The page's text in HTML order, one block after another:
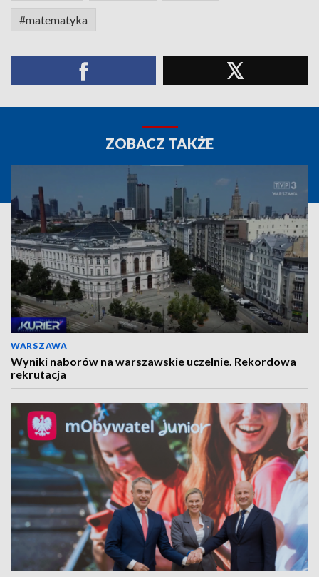
#matematyka
ZOBACZ TAKŻE
WARSZAWA
Wyniki naborów na warszawskie uczelnie. Rekordowa
rekrutacja